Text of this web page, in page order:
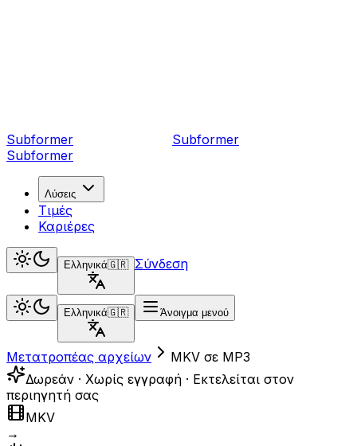
Subformer Subformer
Subformer
Λύσεις
Τιμές
Καριέρες
Ελληνικά🇬🇷 Σύνδεση
Ελληνικά🇬🇷 Άνοιγμα μενού
Μετατροπέας αρχείων
MKV σε MP3
Δωρεάν · Χωρίς εγγραφή · Εκτελείται στον
περιηγητή σας
MKV
→